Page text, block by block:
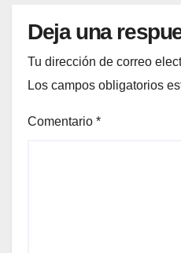
Deja una
Tu dirección de correo
Los campos obligatorios
Comentario *